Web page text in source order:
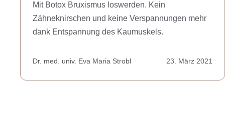
Mit Botox Bruxismus loswerden. Kein
Zähneknirschen und keine Verspannungen mehr
dank Entspannung des Kaumuskels.
Dr. med. univ. Eva Maria Strobl 23. März 2021